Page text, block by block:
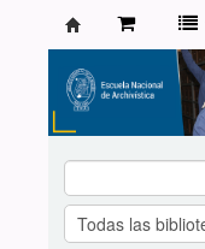
Catálogo
de
Biblioteca
ENA